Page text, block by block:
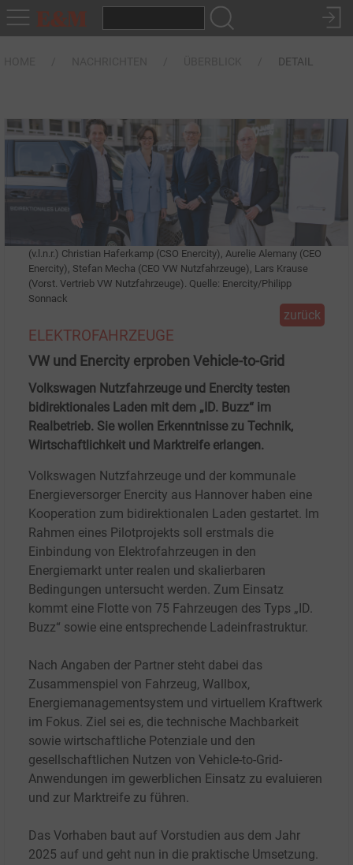
DETAIL
(v.l.n.r.) Christian Haferkamp (CSO Enercity), Aurelie Alemany (CEO
Enercity), Stefan Mecha (CEO VW Nutzfahrzeuge), Lars Krause
(Vorst. Vertrieb VW Nutzfahrzeuge). Quelle: Enercity/Philipp
Sonnack
zurück
ELEKTROFAHRZEUGE
VW und Enercity erproben Vehicle-to-Grid
Volkswagen Nutzfahrzeuge und Enercity testen
bidirektionales Laden mit dem „ID. Buzz“ im
Realbetrieb. Sie wollen Erkenntnisse zu Technik,
Wirtschaftlichkeit und Marktreife erlangen.
Volkswagen Nutzfahrzeuge und der kommunale
Energieversorger Enercity aus Hannover haben eine
Kooperation zum bidirektionalen Laden gestartet. Im
Rahmen eines Pilotprojekts soll erstmals die
Einbindung von Elektrofahrzeugen in den
Energiemarkt unter realen und skalierbaren
Bedingungen untersucht werden. Zum Einsatz
kommt eine Flotte von 75 Fahrzeugen des Typs „ID.
Buzz“ sowie eine entsprechende Ladeinfrastruktur.
Nach Angaben der Partner steht dabei das
Zusammenspiel von Fahrzeug, Wallbox,
Energiemanagementsystem und virtuellem Kraftwerk
im Fokus. Ziel sei es, die technische Machbarkeit
sowie wirtschaftliche Potenziale und den
gesellschaftlichen Nutzen von Vehicle-to-Grid-
Anwendungen im gewerblichen Einsatz zu evaluieren
und zur Marktreife zu führen.
Das Vorhaben baut auf Vorstudien aus dem Jahr
2025 auf und geht nun in die praktische Umsetzung.